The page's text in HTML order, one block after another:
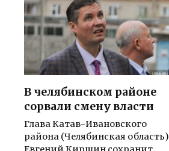
В челябинском районе
сорвали смену власти
Глава Катав-Ивановского
района (Челябинская область)